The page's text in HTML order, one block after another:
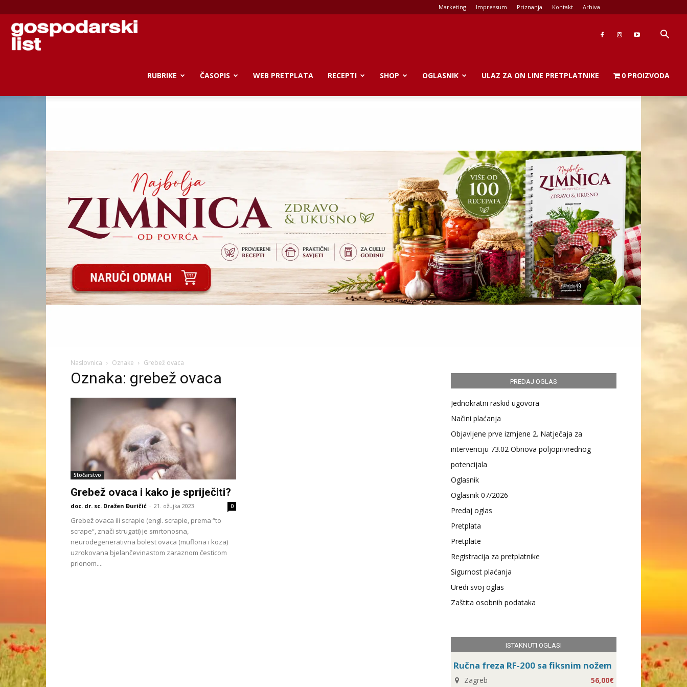
Marketing Impressum Priznanja Kontakt Arhiva
Gospodarski
RUBRIKE ČASOPIS WEB PRETPLATA RECEPTI SHOP OGLASNIK ULAZ ZA ON LINE PRETPLATNIKE 0 PROIZVODA
Naslovnica Oznake Grebež ovaca
Oznaka: grebež ovaca
Stočarstvo
Grebež ovaca i kako je spriječiti?
doc. dr. sc. Dražen Đuričić - 21. ožujka 2023. 0
Grebež ovaca ili scrapie (engl. scrapie, prema “to
scrape“, znači strugati) je smrtonosna,
neurodegenerativna bolest ovaca (muflona i koza)
uzrokovana bjelančevinastom zaraznom česticom
prionom....
PREDAJ OGLAS
Jednokratni raskid ugovora
Načini plaćanja
Objavljene prve izmjene 2. Natječaja za
intervenciju 73.02 Obnova poljoprivrednog
potencijala
Oglasnik
Oglasnik 07/2026
Predaj oglas
Pretplata
Pretplate
Registracija za pretplatnike
Sigurnost plaćanja
Uredi svoj oglas
Zaštita osobnih podataka
ISTAKNUTI OGLASI
Ručna freza RF-200 sa fiksnim nožem
Zagreb 56,00€